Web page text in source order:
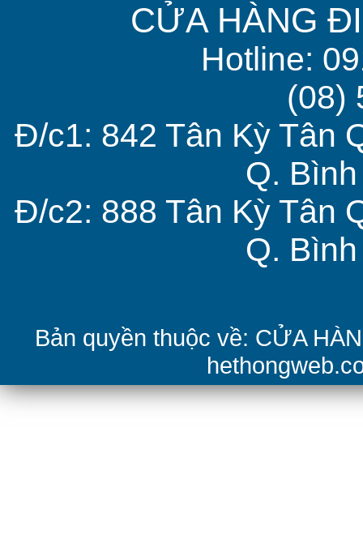
CỬA HÀNG
Hotline:
(08)
Đ/c1: 842 Tân Kỳ Tân
Q.
Đ/c2: 888 Tân Kỳ Tân
Q.
Bản quyền thuộc về: CỬA